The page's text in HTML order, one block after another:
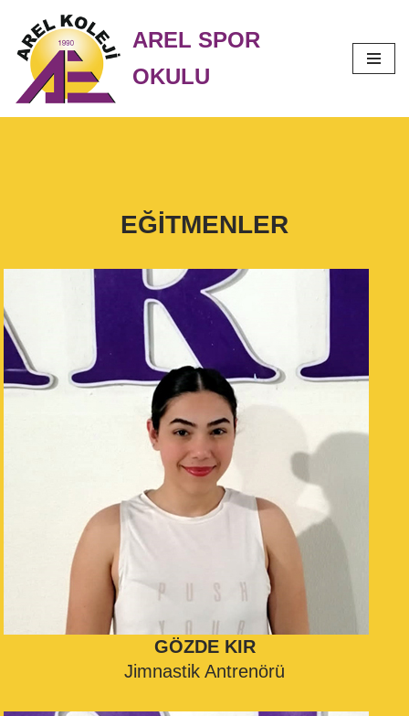
İçeriğe
geç
AREL SPOR
OKULU
EĞİTMENLER
GÖZDE KIR
Jimnastik Antrenörü